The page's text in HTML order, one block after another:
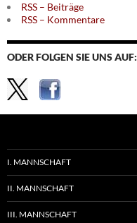
RSS – Beiträge
RSS – Kommentare
ODER FOLGEN SIE UNS AUF:
I. MANNSCHAFT
II. MANNSCHAFT
III. MANNSCHAFT